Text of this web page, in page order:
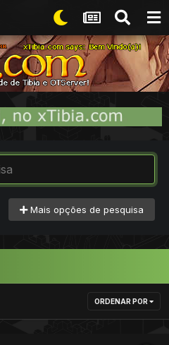
Mais opções de pesquisa
ORDENAR POR